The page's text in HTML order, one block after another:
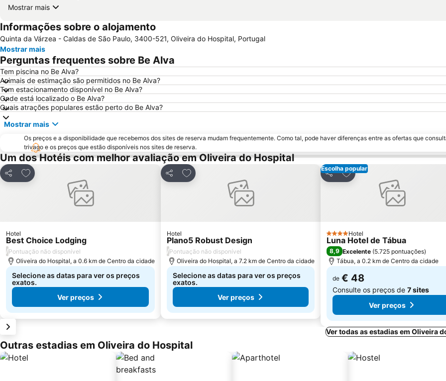
Mostrar mais
Informações sobre o alojamento
Quinta da Várzea - Caldas de São Paulo, 3400-521, Oliveira do Hospital, Portugal
Mostrar mais
Perguntas frequentes sobre Be Alva
Tem piscina no Be Alva?
Animais de estimação são permitidos no Be Alva?
Tem estacionamento disponível no Be Alva?
Onde está localizado o Be Alva?
Quais atrações populares estão perto do Be Alva?
Mostrar mais
Os preços e a disponibilidade que recebemos dos sites de reserva mudam frequentemente. Como tal, pode haver diferenças entre as ofertas que
trivago e os preços que estão disponíveis nos sites de reserva.
Um dos Hotéis com melhor avaliação em Oliveira do Hospital
Partilhar
Adicionar aos favoritos
Hotel
Best Choice Lodging
/Pontuação não disponível
Oliveira do Hospital, a 0.6 km de Centro da cidade
Selecione as datas para ver os preços
exatos.
Ver preços
Partilhar
Adicionar aos favoritos
Hotel
Plano5 Robust Design
/Pontuação não disponível
Oliveira do Hospital, a 7.2 km de Centro da cidade
Selecione as datas para ver os preços
exatos.
Ver preços
Escolha popular
Partilhar
Adicionar aos favoritos
4 Estrelas
Hotel
Luna Hotel de Tábua
8,9 Excelente (5.725 pontuações)
Tábua, a 0.2 km de Centro da cidade
de € 48
Consulte os preços de 7 sites
Ver preços
Ver todas as estadias em Oliveira
Outras estadias em Oliveira do Hospital